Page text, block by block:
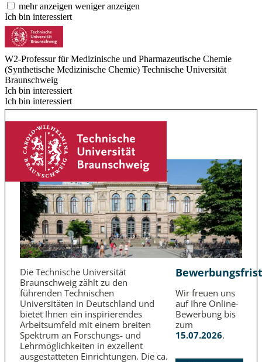
mehr anzeigen weniger anzeigen
Ich bin interessiert
W2-Professur für Medizinische und Pharmazeutische Chemie
(Synthetische Medizinische Chemie) Technische Universität
Braunschweig
Ich bin interessiert
Ich bin interessiert
Die Technische Universität
Braunschweig zählt zu den
führenden Technischen
Universitäten in Deutschland und
bietet Ihnen ein inspirierendes
Arbeits­umfeld mit einem breiten
Spektrum an Forschungs- und
Lehrmöglichkeiten in exzellent
ausgestatteten Einrichtungen. Die ca.
Bewerbungsfrist
Wir freuen uns
auf Ihre Online-
Bewerbung bis
zum
15.07.2026.